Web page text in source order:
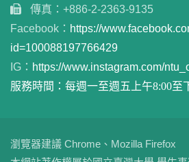
傳真：+886-2-2363-9135
Facebook： https://
id=100088197766429
IG： https://www.instagram.com/
服務時間：每週一至週五上午8:00至
瀏覽器建議 Chrome、Mozilla Firefox